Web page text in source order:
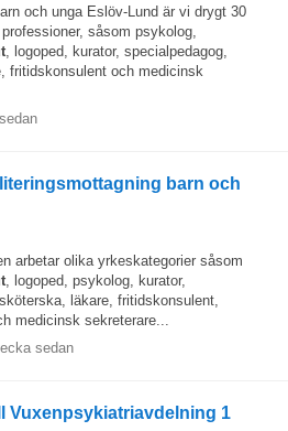
och unga Eslöv-Lund är vi drygt 30
såsom psykolog,
, logoped, kurator, specialpedagog,
fritidskonsulent och medicinsk
barn och
arbetar olika yrkeskategorier såsom
, logoped, psykolog, kurator,
läkare, fritidskonsulent,
medicinsk sekreterare...
sedan
Vuxenpsykiatriavdelning 1